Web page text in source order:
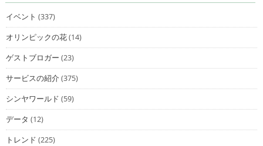
イベント (337)
オリンピックの花(14)
ゲストブロガー (23)
サービスの紹介(375)
シンヤワールド (59)
データ (12)
トレンド (225)